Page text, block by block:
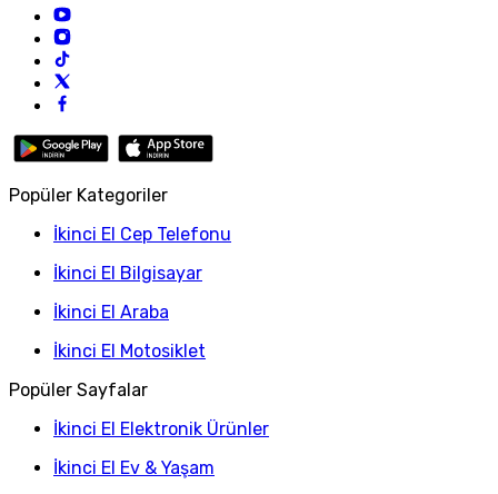
Popüler Kategoriler
İkinci El Cep Telefonu
İkinci El Bilgisayar
İkinci El Araba
İkinci El Motosiklet
Popüler Sayfalar
İkinci El Elektronik Ürünler
İkinci El Ev & Yaşam